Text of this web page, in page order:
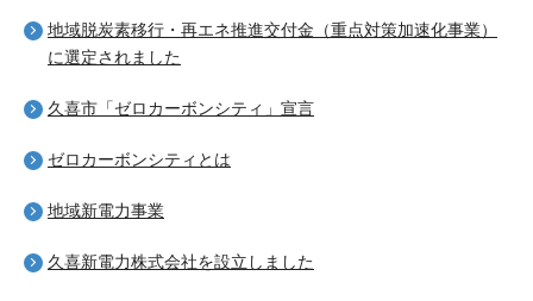
地域脱炭素移行・再エネ推進交付金（重点対策加速化事業）
に選定されました
久喜市「ゼロカーボンシティ」宣言
ゼロカーボンシティとは
地域新電力事業
久喜新電力株式会社を設立しました